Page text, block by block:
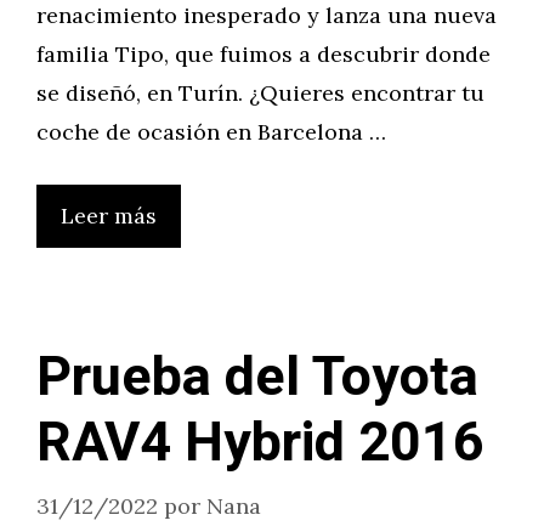
renacimiento inesperado y lanza una nueva
familia Tipo, que fuimos a descubrir donde
se diseñó, en Turín. ¿Quieres encontrar tu
coche de ocasión en Barcelona …
Leer más
Prueba del Toyota
RAV4 Hybrid 2016
31/12/2022 por Nana